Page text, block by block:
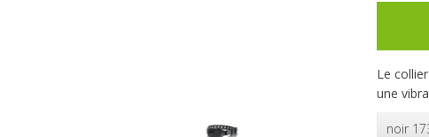
Le
une
noir